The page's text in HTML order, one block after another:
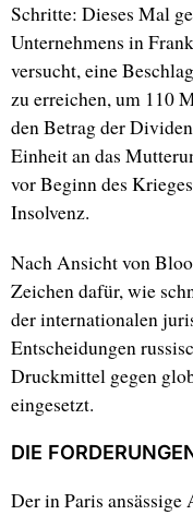
Schritte: Dieses Mal
Unternehmens in
versucht, eine
zu erreichen, um 110
den Betrag der
Einheit an das
vor Beginn des
Insolvenz.
Nach Ansicht von
Zeichen dafür, wie
der internationalen
Entscheidungen
Druckmittel gegen
eingesetzt.
DIE
Der in Paris